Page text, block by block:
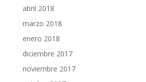
abril 2018
marzo 2018
enero 2018
diciembre 2017
noviembre 2017